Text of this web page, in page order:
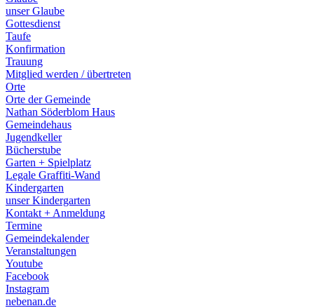
unser Glaube
Gottesdienst
Taufe
Konfirmation
Trauung
Mitglied werden / übertreten
Orte
Orte der Gemeinde
Nathan Söderblom Haus
Gemeindehaus
Jugendkeller
Bücherstube
Garten + Spielplatz
Legale Graffiti-Wand
Kindergarten
unser Kindergarten
Kontakt + Anmeldung
Termine
Gemeindekalender
Veranstaltungen
Youtube
Facebook
Instagram
nebenan.de